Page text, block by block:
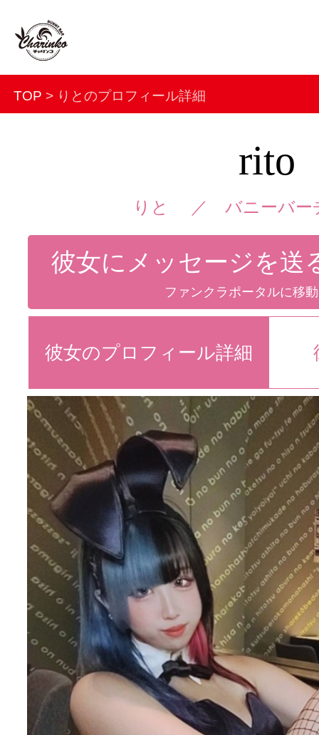
TOP > りとのプロフィール詳細
rito
りと ／ バニーバー
彼女にメッセージを送
ファンクラポータルに移
彼女のプロフィール詳細